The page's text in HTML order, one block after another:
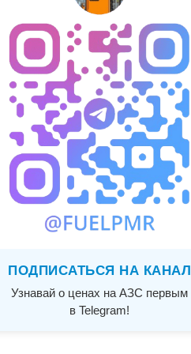
ПОДПИСАТЬСЯ НА КАНАЛ
Узнавай о ценах на АЗС первым
в Telegram!